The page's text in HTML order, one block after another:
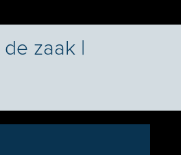
zaak |